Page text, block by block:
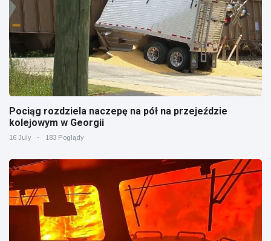
Pociąg rozdziela naczepę na pół na przejeździe
kolejowym w Georgii
16 July 183 Poglądy